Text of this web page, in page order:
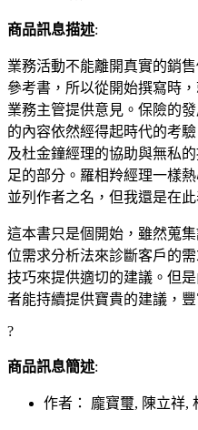
商品訊息描述:
業務活動不能離開真實的銷
參考書，所以從開始撰寫時
業務主管提供意見。保險的
的內容依然經得起時代的考
及杜金鐘經理的協助與無私
足的部分。羅相羚經理一樣
並列作者之名，但我還是在此
這本書只是個開始，雖然蒐
位需求分析法來診斷客戶的
技巧來提供適切的建議。但
者能持續提供寶貴的建議，
?
商品訊息簡述:
作者： 龐寶璽, 陳立祥,